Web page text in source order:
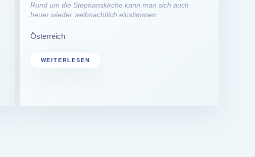
Rund um die Stephanskirche kann man sich auch
heuer wieder weihnachtlich einstimmen.
Österreich
WEITERLESEN